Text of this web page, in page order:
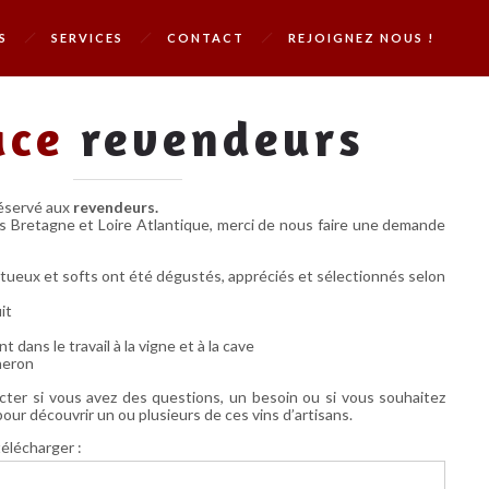
SERVICES CONTACT REJOIGNEZ NOUS !
revendeurs
aux revendeurs.
et Loire Atlantique, merci de nous faire une demande
et softs ont été dégustés, appréciés et sélectionnés selon
dans le travail à la vigne et à la cave
si vous avez des questions, un besoin ou si vous souhaitez
découvrir un ou plusieurs de ces vins d’artisans.
: